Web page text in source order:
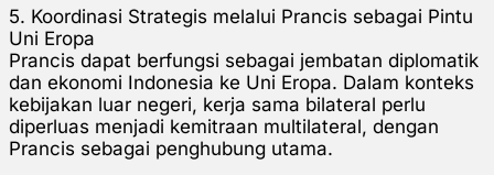
5. Koordinasi Strategis melalui Prancis sebagai Pintu
Uni Eropa
Prancis dapat berfungsi sebagai jembatan diplomatik
dan ekonomi Indonesia ke Uni Eropa. Dalam konteks
kebijakan luar negeri, kerja sama bilateral perlu
diperluas menjadi kemitraan multilateral, dengan
Prancis sebagai penghubung utama.